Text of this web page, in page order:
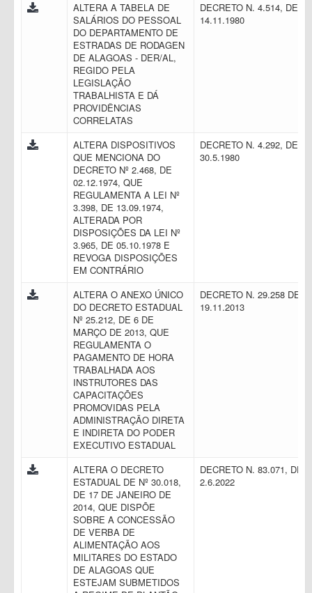
ALTERA A TABELA DE
SALÁRIOS DO PESSOAL
DO DEPARTAMENTO DE
ESTRADAS DE RODAGEN
DE ALAGOAS - DER/AL,
REGIDO PELA
LEGISLAÇÃO
TRABALHISTA E DÁ
PROVIDÊNCIAS
CORRELATAS
DECRETO N. 4.514, DE
14.11.1980
ALTERA DISPOSITIVOS
QUE MENCIONA DO
DECRETO Nº 2.468, DE
02.12.1974, QUE
REGULAMENTA A LEI Nº
3.398, DE 13.09.1974,
ALTERADA POR
DISPOSIÇÕES DA LEI Nº
3.965, DE 05.10.1978 E
REVOGA DISPOSIÇÕES
EM CONTRÁRIO
DECRETO N. 4.292, DE
30.5.1980
ALTERA O ANEXO ÚNICO
DO DECRETO ESTADUAL
Nº 25.212, DE 6 DE
MARÇO DE 2013, QUE
REGULAMENTA O
PAGAMENTO DE HORA
TRABALHADA AOS
INSTRUTORES DAS
CAPACITAÇÕES
PROMOVIDAS PELA
ADMINISTRAÇÃO DIRETA
E INDIRETA DO PODER
EXECUTIVO ESTADUAL
DECRETO N. 29.258 DE
19.11.2013
ALTERA O DECRETO
ESTADUAL DE Nº 30.018,
DE 17 DE JANEIRO DE
2014, QUE DISPÕE
SOBRE A CONCESSÃO
DE VERBA DE
ALIMENTAÇÃO AOS
MILITARES DO ESTADO
DE ALAGOAS QUE
ESTEJAM SUBMETIDOS
DECRETO N. 83.071, DE
2.6.2022